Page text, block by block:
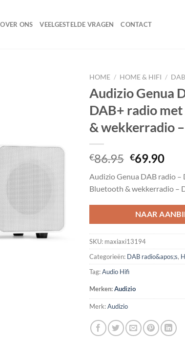
OVER ONS VEELGESTELDE VRAGEN CONTACT
HOME / HOME & HIFI /
Audizio Genua
DAB+ radio
& wekkerradio –
€86.95
was:
€86.95.
€69.90
is:
Audizio Genua DAB radio –
Bluetooth & wekkerradio –
NAAR
SKU: maxiaxi13194
Categorieën: DAB radio&apos;s,
Tag:Audio Hifi
Merken:Audizio
Merk:Audizio